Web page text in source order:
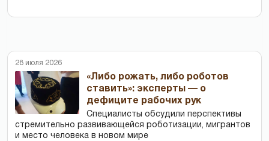
28 июля 2026
«Либо рожать, либо роботов
ставить»: эксперты — о
дефиците рабочих рук
Специалисты обсудили перспективы
стремительно развивающейся роботизации, мигрантов
и место человека в новом мире